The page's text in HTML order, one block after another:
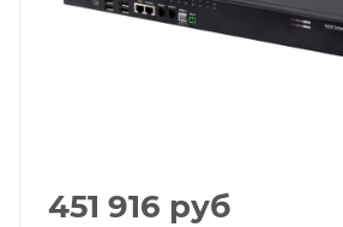
451 916 руб